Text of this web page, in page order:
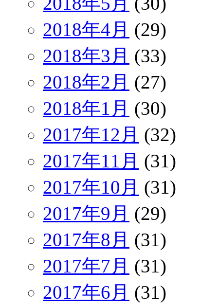
2018年4月 (29)
2018年3月 (33)
2018年2月 (27)
2018年1月 (30)
2017年12月 (32)
2017年11月 (31)
2017年10月 (31)
2017年9月 (29)
2017年8月 (31)
2017年7月 (31)
2017年6月 (31)